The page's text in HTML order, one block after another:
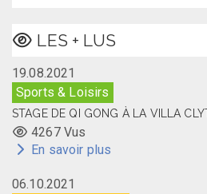
LES + LUS
19.08.2021
Sports & Loisirs
STAGE DE QI GONG À LA VILLA
4267 Vus
En savoir plus
06.10.2021